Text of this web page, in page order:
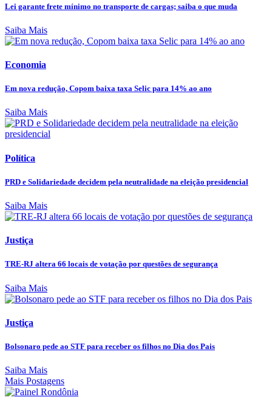
Lei garante frete mínimo no transporte de cargas; saiba o que muda
Saiba Mais
Economia
Em nova redução, Copom baixa taxa Selic para 14% ao ano
Saiba Mais
Política
PRD e Solidariedade decidem pela neutralidade na eleição presidencial
Saiba Mais
Justiça
TRE-RJ altera 66 locais de votação por questões de segurança
Saiba Mais
Justiça
Bolsonaro pede ao STF para receber os filhos no Dia dos Pais
Saiba Mais
Mais Postagens